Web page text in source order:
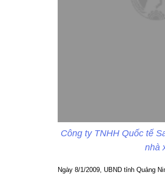
Công ty TNHH Quốc tế
nhà
Ngày 8/1/2009, UBND tỉnh Quảng